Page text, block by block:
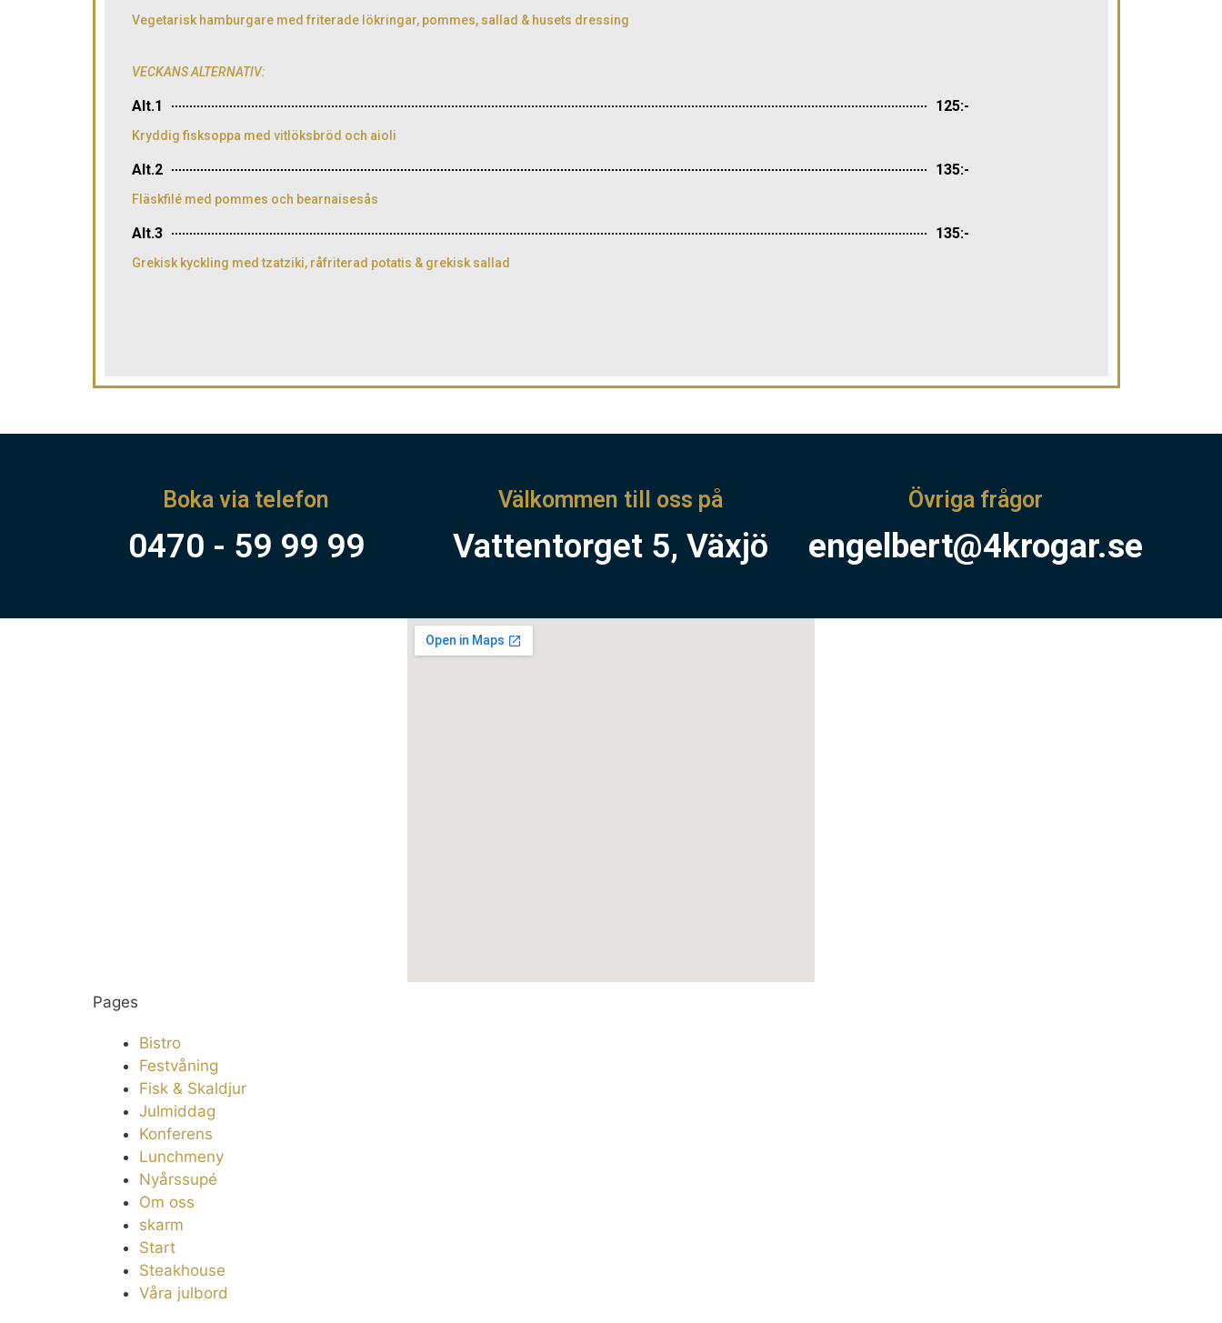
Vegetarisk hamburgare med friterade lökringar, pommes, sallad & husets dressing
VECKANS ALTERNATIV:
Alt.1 125:-
Kryddig fisksoppa med vitlöksbröd och aioli
Alt.2 135:-
Fläskfilé med pommes och bearnaisesås
Alt.3 135:-
Grekisk kyckling med tzatziki, råfriterad potatis & grekisk sallad
Boka via telefon
0470 - 59 99 99
Välkommen till oss på
Vattentorget 5, Växjö
Övriga frågor
engelbert@4krogar.se
Pages
Bistro
Festvåning
Fisk & Skaldjur
Julmiddag
Konferens
Lunchmeny
Nyårssupé
Om oss
skarm
Start
Steakhouse
Våra julbord